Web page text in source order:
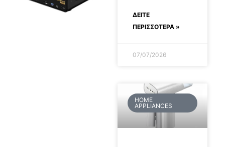
ΔΕΊΤΕ
ΠΕΡΙΣΣΟΤΕΡΑ »
07/07/2026
HOME
APPLIANCES